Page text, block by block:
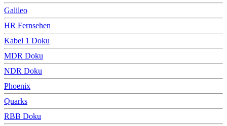
Galileo
HR Fernsehen
Kabel 1 Doku
MDR Doku
NDR Doku
Phoenix
Quarks
RBB Doku